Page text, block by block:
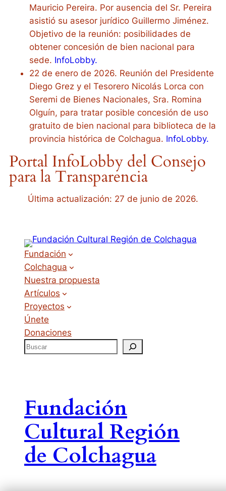
Mauricio Pereira. Por ausencia del Sr. Pereira
asistió su asesor jurídico Guillermo Jiménez.
Objetivo de la reunión: posibilidades de
obtener concesión de bien nacional para
sede. InfoLobby.
22 de enero de 2026. Reunión del Presidente
Diego Grez y el Tesorero Nicolás Lorca con
Seremi de Bienes Nacionales, Sra. Romina
Olguín, para tratar posible concesión de uso
gratuito de bien nacional para biblioteca de la
provincia histórica de Colchagua. InfoLobby.
Portal InfoLobby del Consejo
para la Transparencia
Última actualización: 27 de junio de 2026.
Fundación
Colchagua
Nuestra propuesta
Artículos
Proyectos
Únete
Donaciones
Fundación
Cultural Región
de Colchagua